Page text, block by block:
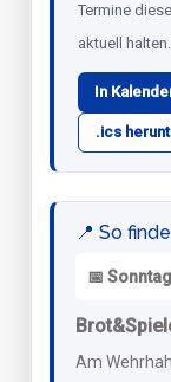
Termine
aktuell halten.
In
.ics
📍 So
📅
Am